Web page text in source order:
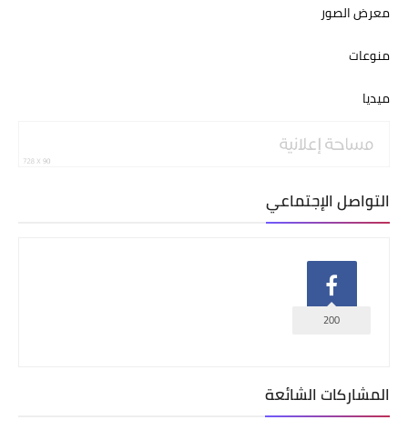
معرض الصور
منوعات
ميديا
التواصل الإجتماعي
200
المشاركات الشائعة